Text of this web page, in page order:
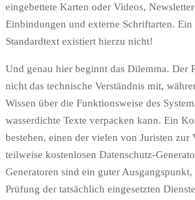
eingebettete Karten oder Videos,
Einbindungen und externe Schriftarten. Ein
Standardtext existiert hierzu nicht!
Und genau hier beginnt das Dilemma. Der
nicht das technische Verständnis mit,
Wissen über die Funktionsweise des
wasserdichte Texte verpacken kann. Ein
bestehen, einen der vielen von Juristen zur
teilweise kostenlosen Datenschutz-
Generatoren sind ein guter
Prüfung der tatsächlich eingesetzten